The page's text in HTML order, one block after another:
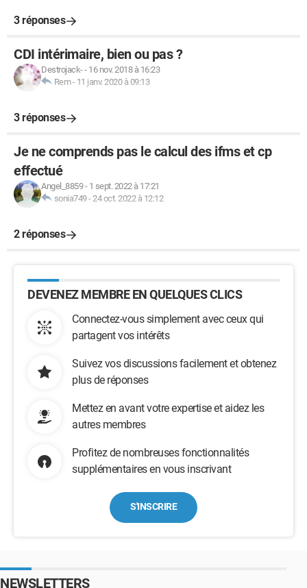
3 réponses
CDI intérimaire, bien ou pas ?
Destrojack-- 16 nov. 2018 à 16:23
Rem- 11 janv. 2020 à 09:13
3 réponses
Je ne comprends pas le calcul des ifms et cp
effectué
Angel_8859- 1 sept. 2022 à 17:21
sonia749-24 oct. 2022 à 12:12
2 réponses
DEVENEZ MEMBRE EN QUELQUES CLICS
Connectez-vous simplement avec ceux qui
partagent vos intérêts
Suivez vos discussions facilement et obtenez
plus de réponses
Mettez en avant votre expertise et aidez les
autres membres
Profitez de nombreuses fonctionnalités
supplémentaires en vous inscrivant
S'INSCRIRE
NEWSLETTERS